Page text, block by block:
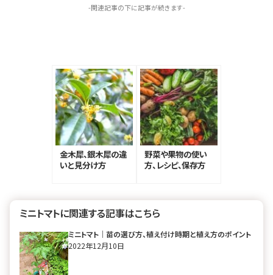
-関連記事の下に記事が続きます-
金木犀、銀木犀の違
いと見分け方
野菜や果物の使い
方、レシピ、保存方
ら珍しい野菜まで
ミニトマトに関連する記事はこちら
ミニトマト｜苗の選び方、植え付け時期と植え方のポイント
2022年12月10日